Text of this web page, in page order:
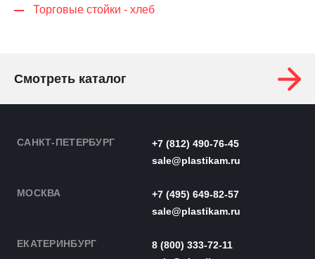
Торговые стойки - хлеб
Смотреть каталог
САНКТ-ПЕТЕРБУРГ
+7 (812) 490-76-45
sale@plastikam.ru
МОСКВА
+7 (495) 649-82-57
sale@plastikam.ru
ЕКАТЕРИНБУРГ
8 (800) 333-72-11